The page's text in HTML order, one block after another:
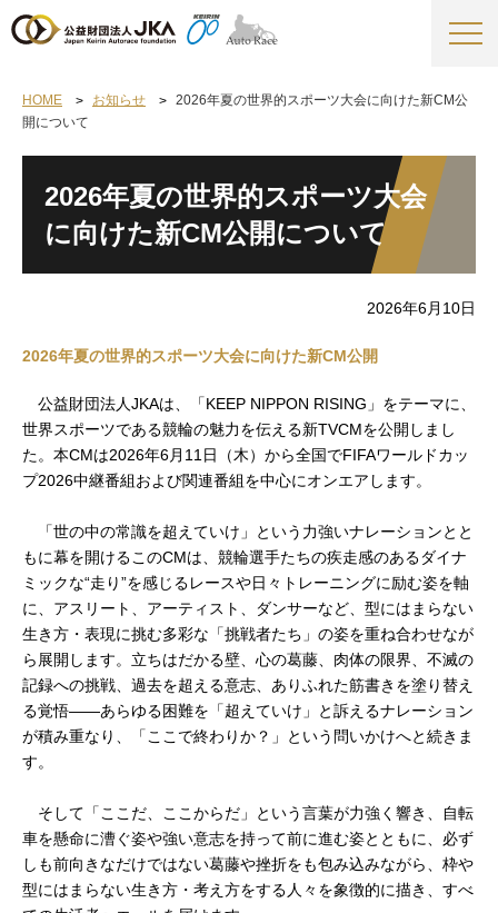
HOME お知らせ
2026年夏の世界的スポーツ大会に向けた新CM公
開について
2026年夏の世界的スポーツ大会
に向けた新CM公開について
2026年6月10日
2026年夏の世界的スポーツ大会に向けた新CM公開
公益財団法人JKAは、「KEEP NIPPON RISING」をテーマに、
世界スポーツである競輪の魅力を伝える新TVCMを公開しまし
た。本CMは2026年6月11日（木）から全国でFIFAワールドカッ
プ2026中継番組および関連番組を中心にオンエアします。
「世の中の常識を超えていけ」という力強いナレーションとと
もに幕を開けるこのCMは、競輪選手たちの疾走感のあるダイナ
ミックな“走り”を感じるレースや日々トレーニングに励む姿を軸
に、アスリート、アーティスト、ダンサーなど、型にはまらない
生き方・表現に挑む多彩な「挑戦者たち」の姿を重ね合わせなが
ら展開します。立ちはだかる壁、心の葛藤、肉体の限界、不滅の
記録への挑戦、過去を超える意志、ありふれた筋書きを塗り替え
る覚悟――あらゆる困難を「超えていけ」と訴えるナレーション
が積み重なり、「ここで終わりか？」という問いかけへと続きま
す。
そして「ここだ、ここからだ」という言葉が力強く響き、自転
車を懸命に漕ぐ姿や強い意志を持って前に進む姿とともに、必ず
しも前向きなだけではない葛藤や挫折をも包み込みながら、枠や
型にはまらない生き方・考え方をする人々を象徴的に描き、すべ